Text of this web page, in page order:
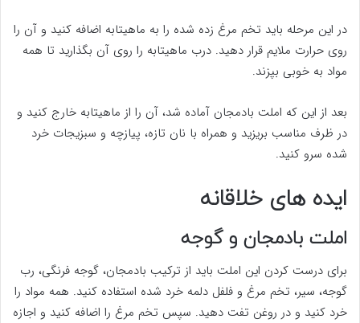
در این مرحله باید تخم مرغ زده شده را به ماهیتابه اضافه کنید و آن را
روی حرارت ملایم قرار دهید. درب ماهیتابه را روی آن بگذارید تا همه
مواد به خوبی بپزند.
بعد از این که املت بادمجان آماده شد، آن را از ماهیتابه خارج کنید و
در ظرف مناسب بریزید و همراه با نان تازه، پیازچه و سبزیجات خرد
شده سرو کنید.
ایده های خلاقانه
املت بادمجان و گوجه
برای درست کردن این املت باید از ترکیب بادمجان، گوجه فرنگی، رب
گوجه، سیر، تخم مرغ و فلفل دلمه خرد شده استفاده کنید. همه مواد را
خرد کنید و در روغن تفت دهید. سپس تخم مرغ را اضافه کنید و اجازه